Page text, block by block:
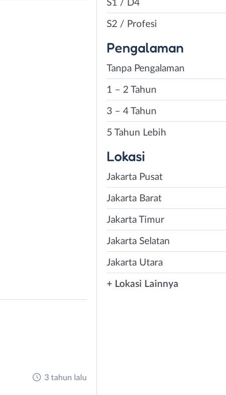
3 tahun lalu
S1 / D4
S2 / Profesi
Pengalaman
Tanpa Pengalaman
1 – 2 Tahun
3 – 4 Tahun
5 Tahun Lebih
Lokasi
Jakarta Pusat
Jakarta Barat
Jakarta Timur
Jakarta Selatan
Jakarta Utara
+ Lokasi Lainnya